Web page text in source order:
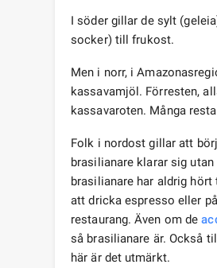
I söder gillar de sylt
socker) till frukost.
Men i norr, i
kassavamjöl. Förresten,
kassavaroten. Många
Folk i nordost gillar att
brasilianare klarar sig
brasilianare har aldrig
att dricka espresso eller
restaurang. Även om de
så brasilianare är. Också
här är det utmärkt.